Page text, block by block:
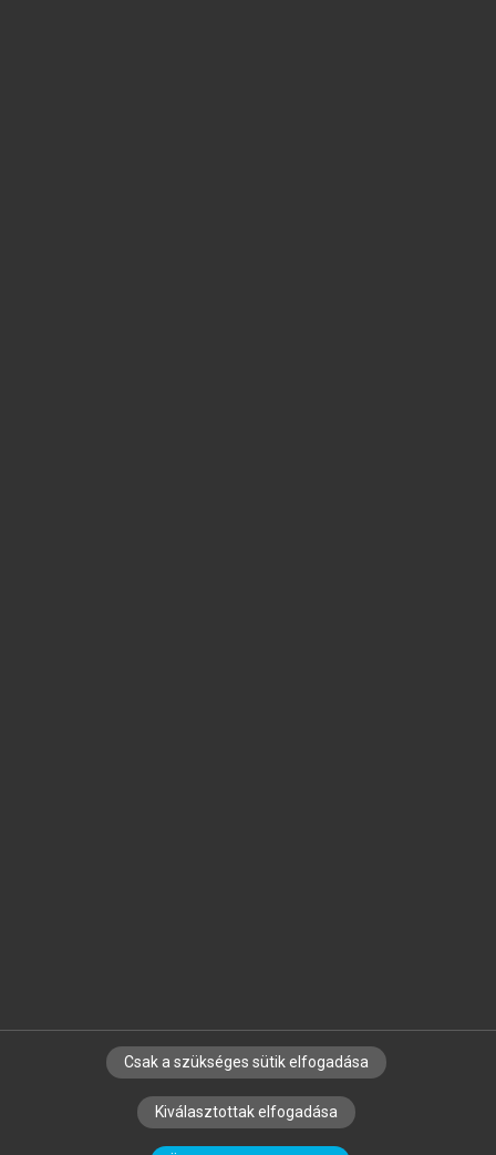
SZERZŐKNEK CÉGEKNEK KÖNYVTÁROSOKNAK
SZERKESZTÉSI ÉS LEKTORÁLÁSI ALAPELVEK
Csak a szükséges sütik elfogadása
Kiválasztottak elfogadása